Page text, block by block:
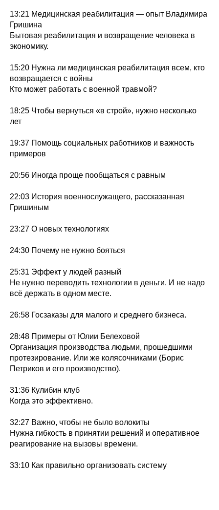
13:21 Медицинская реабилитация — опыт Владимира
Гришина
Бытовая реабилитация и возвращение человека в
экономику.
15:20 Нужна ли медицинская реабилитация всем, кто
возвращается с войны
Кто может работать с военной травмой?
18:25 Чтобы вернуться «в строй», нужно несколько
лет
19:37 Помощь социальных работников и важность
примеров
20:56 Иногда проще пообщаться с равным
22:03 История военнослужащего, рассказанная
Гришиным
23:27 О новых технологиях
24:30 Почему не нужно бояться
25:31 Эффект у людей разный
Не нужно переводить технологии в деньги. И не надо
всё держать в одном месте.
26:58 Госзаказы для малого и среднего бизнеса.
28:48 Примеры от Юлии Белеховой
Организация производства людьми, прошедшими
протезирование. Или же колясочниками (Борис
Петриков и его производство).
31:36 Кулибин клуб
Когда это эффективно.
32:27 Важно, чтобы не было волокиты
Нужна гибкость в принятии решений и оперативное
реагирование на вызовы времени.
33:10 Как правильно организовать систему